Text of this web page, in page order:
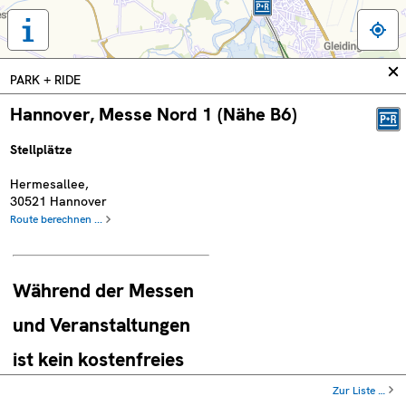
Tastaturbedienung,
Legende
und
weitere
Informationen
anzeigen
PARK + RIDE
Hannover, Messe Nord 1 (Nähe B6)
Stellplätze
Hermesallee,
30521 Hannover
Route berechnen ...
Während der Messen
und Veranstaltungen
ist kein kostenfreies
Zur Liste …